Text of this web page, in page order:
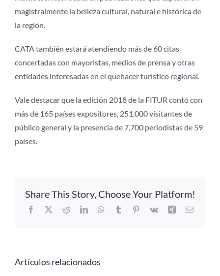
magistralmente la belleza cultural, natural e histórica de
la región.
CATA también estará atendiendo más de 60 citas
concertadas con mayoristas, medios de prensa y otras
entidades interesadas en el quehacer turístico regional.
Vale destacar que la edición 2018 de la FITUR contó con
más de 165 países expositores, 251,000 visitantes de
público general y la presencia de 7,700 periodistas de 59
países.
Share This Story, Choose Your Platform!
Facebook
X RedditLinkedInWhatsApp
TumblrPinterest
Vk Xing Correo
Artículos relacionados
Alianza CATA-